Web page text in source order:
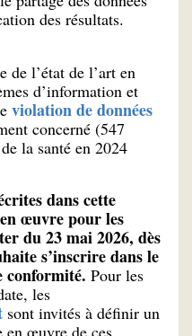
des résultats.
de l’état de l’art en
d’information et
violation de données
concerné (547
la santé en 2024
dans cette
œuvre pour les
du 23 mai 2026, dès
s’inscrire dans le
conformité. Pour les
les
sont invités à définir un
en œuvre de ces